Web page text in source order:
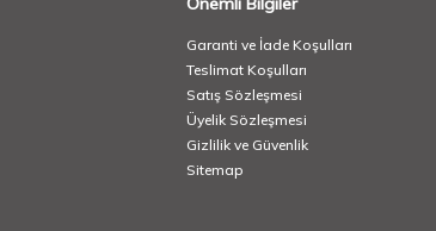
Garanti ve İade Koşulları
Teslimat Koşulları
Satış Sözleşmesi
Üyelik Sözleşmesi
Gizlilik ve Güvenlik
Sitemap